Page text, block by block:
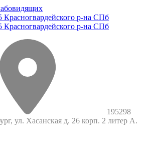
195298
ул. Хасанская д. 26 корп. 2 литер А.